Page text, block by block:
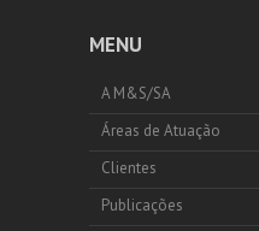
MENU
A M&S/SA
Áreas de Atuação
Clientes
Publicações